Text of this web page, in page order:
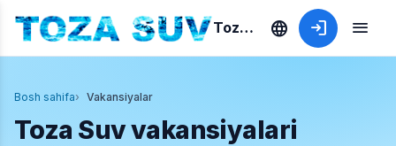
Toza Suv language login menu
Bosh sahifa Vakansiyalar
Toza Suv vakansiyalari